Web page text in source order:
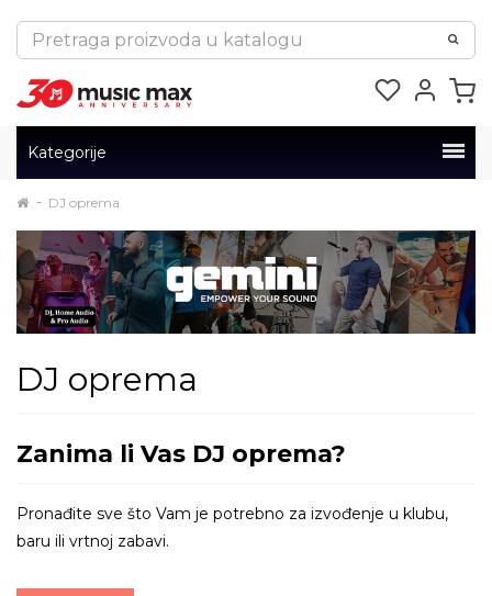
Kategorije
DJ oprema
DJ oprema
Zanima li Vas DJ oprema?
Pronađite sve što Vam je potrebno za izvođenje u klubu,
baru ili vrtnoj zabavi.